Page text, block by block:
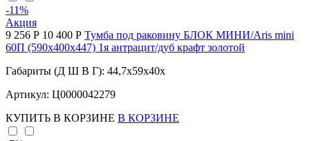
-11%
Акция
9 256 Р 10 400 Р Тумба под раковину БЛОК МИНИ/Aris mini
60П (590х400х447) 1я антрацит/дуб крафт золотой
Габариты (Д Ш В Г): 44,7x59x40x
Артикул: Ц0000042279
КУПИТЬ В КОРЗИНЕ В КОРЗИНЕ